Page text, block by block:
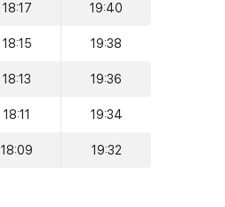
18:17 19:40
18:15 19:38
18:13 19:36
18:11 19:34
18:09 19:32